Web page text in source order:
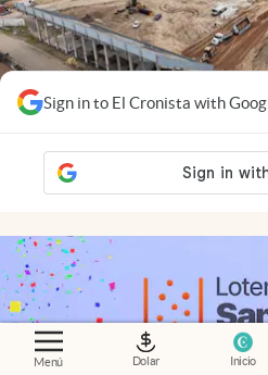
Menú Dolar Inicio
Sign in to El Cronista with
Cambios.La megaobra que
busca traer la Fórmula 1 de